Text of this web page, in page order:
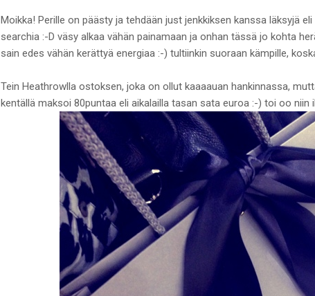
Moikka! Perille on päästy ja tehdään just jenkkiksen kanssa läksyjä
searchia :-D väsy alkaa vähän painamaan ja onhan tässä jo kohta
sain edes vähän kerättyä energiaa :-) tultiinkin suoraan kämpille,
Tein Heathrowlla ostoksen, joka on ollut kaaaauan hankinnassa,
kentällä maksoi 80puntaa eli aikalailla tasan sata euroa :-) toi oo niin